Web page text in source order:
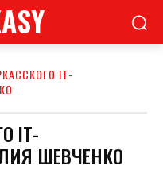
ІТ-
ІТ-
ШЕВЧЕНКО